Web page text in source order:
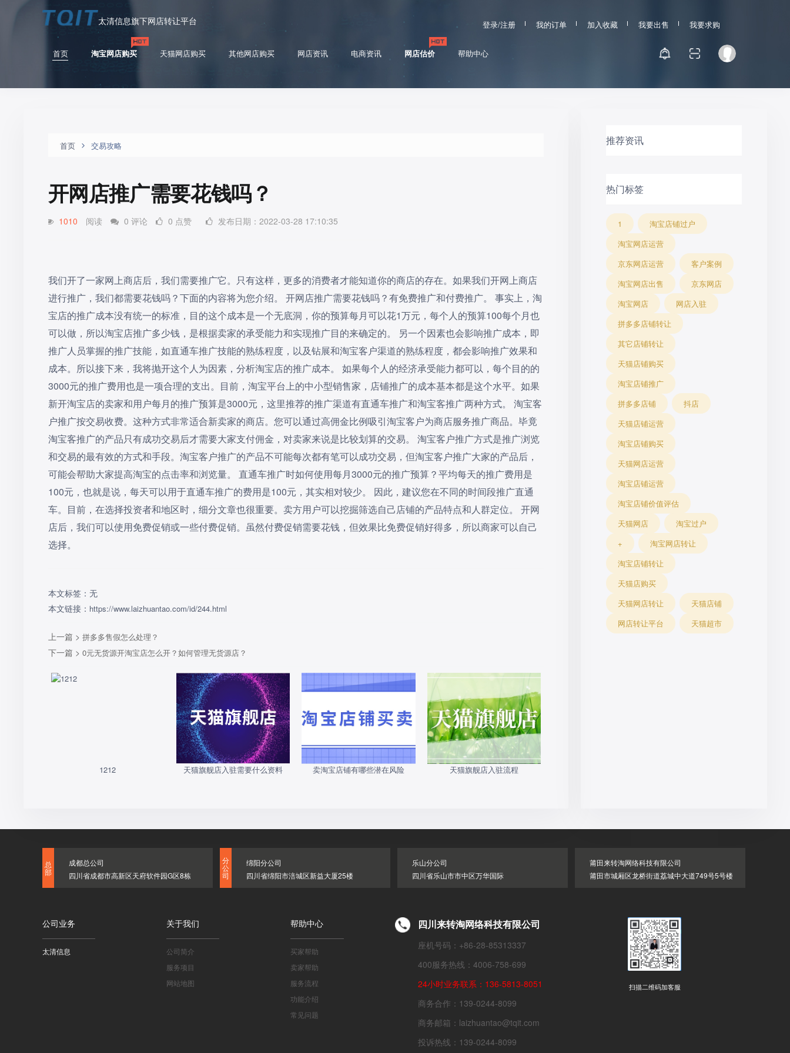
太清信息旗下网店转让平台 登录/注册 我的订单 加入收藏 我要出售 我要求购
首页 淘宝网店购买 天猫网店购买 其他网店购买 网店资讯 电商资讯 网店估价 帮助中心
首页 交易攻略
开网店推广需要花钱吗？
1010 阅读 0 评论 0 点赞 发布日期：2022-03-28 17:10:35
我们开了一家网上商店后，我们需要推广它。只有这样，更多的消费者才能知道你的商店的存在。如果我们开网上商店
进行推广，我们都需要花钱吗？下面的内容将为您介绍。 开网店推广需要花钱吗？有免费推广和付费推广。 事实上，淘
宝店的推广成本没有统一的标准，目的这个成本是一个无底洞，你的预算每月可以花1万元，每个人的预算100每个月也
可以做，所以淘宝店推广多少钱，是根据卖家的承受能力和实现推广目的来确定的。 另一个因素也会影响推广成本，即
推广人员掌握的推广技能，如直通车推广技能的熟练程度，以及钻展和淘宝客户渠道的熟练程度，都会影响推广效果和
成本。所以接下来，我将抛开这个人为因素，分析淘宝店的推广成本。 如果每个人的经济承受能力都可以，每个目的的
3000元的推广费用也是一项合理的支出。目前，淘宝平台上的中小型销售家，店铺推广的成本基本都是这个水平。如果
新开淘宝店的卖家和用户每月的推广预算是3000元，这里推荐的推广渠道有直通车推广和淘宝客推广两种方式。 淘宝客
户推广按交易收费。这种方式非常适合新卖家的商店。您可以通过高佣金比例吸引淘宝客户为商店服务推广商品。毕竟
淘宝客推广的产品只有成功交易后才需要大家支付佣金，对卖家来说是比较划算的交易。 淘宝客户推广方式是推广浏览
和交易的最有效的方式和手段。淘宝客户推广的产品不可能每次都有笔可以成功交易，但淘宝客户推广大家的产品后，
可能会帮助大家提高淘宝的点击率和浏览量。 直通车推广时如何使用每月3000元的推广预算？平均每天的推广费用是
100元，也就是说，每天可以用于直通车推广的费用是100元，其实相对较少。 因此，建议您在不同的时间段推广直通
车。目前，在选择投资者和地区时，细分文章也很重要。卖方用户可以挖掘筛选自己店铺的产品特点和人群定位。 开网
店后，我们可以使用免费促销或一些付费促销。虽然付费促销需要花钱，但效果比免费促销好得多，所以商家可以自己
选择。
本文标签：无
本文链接： https://www.laizhuantao.com/id/244.html
上一篇 > 拼多多售假怎么处理？
下一篇 > 0元无货源开淘宝店怎么开？如何管理无货源店？
1212 天猫旗舰店入驻需要什么资料 卖淘宝店铺有哪些潜在风险 天猫旗舰店入驻流程
推荐资讯
热门标签
1
淘宝店铺过户
淘宝网店运营
京东网店运营
客户案例
淘宝网店出售
京东网店
淘宝网店
网店入驻
拼多多店铺转让
其它店铺转让
天猫店铺购买
淘宝店铺推广
拼多多店铺
抖店
天猫店铺运营
淘宝店铺购买
天猫网店运营
淘宝店铺运营
淘宝店铺价值评估
天猫网店
淘宝过户
+
淘宝网店转让
淘宝店铺转让
天猫店购买
天猫网店转让
天猫店铺
网店转让平台
天猫超市
总
部
成都总公司
四川省成都市高新区天府软件园G区8栋
分
公
司
绵阳分公司
四川省绵阳市涪城区新益大厦25楼
乐山分公司
四川省乐山市市中区万华国际
莆田来转淘网络科技有限公司
莆田市城厢区龙桥街道荔城中大道749号5号楼
公司业务
太清信息
关于我们
公司简介
服务项目
网站地图
帮助中心
买家帮助
卖家帮助
服务流程
功能介绍
常见问题
四川来转淘网络科技有限公司
座机号码：+86-28-85313337
400服务热线：4006-758-699
24小时业务联系：136-5813-8051
商务合作：139-0244-8099
商务邮箱：laizhuantao@tqit.com
投诉热线：139-0244-8099
扫描二维码加客服